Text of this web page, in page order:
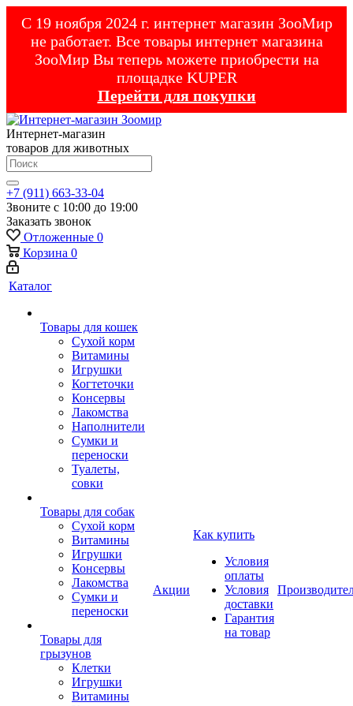
С 19 ноября 2024 г. интернет магазин ЗооМир
не работает. Все товары интернет магазина
ЗооМир Вы теперь можете приобрести на
площадке KUPER
Перейти для покупки
Интернет-магазин
товаров для животных
+7 (911) 663-33-04
Звоните с 10:00 до 19:00
Заказать звонок
Отложенные 0
Корзина 0
Каталог
Товары для кошек
Cухой корм
Витамины
Игрушки
Когтеточки
Консервы
Лакомства
Наполнители
Сумки и
переноски
Туалеты,
совки
Товары для собак
Cухой корм
Витамины
Игрушки
Консервы
Лакомства
Сумки и
переноски
Товары для
грызунов
Клетки
Игрушки
Витамины
Акции
Как купить
Условия
оплаты
Условия
доставки
Гарантия
на товар